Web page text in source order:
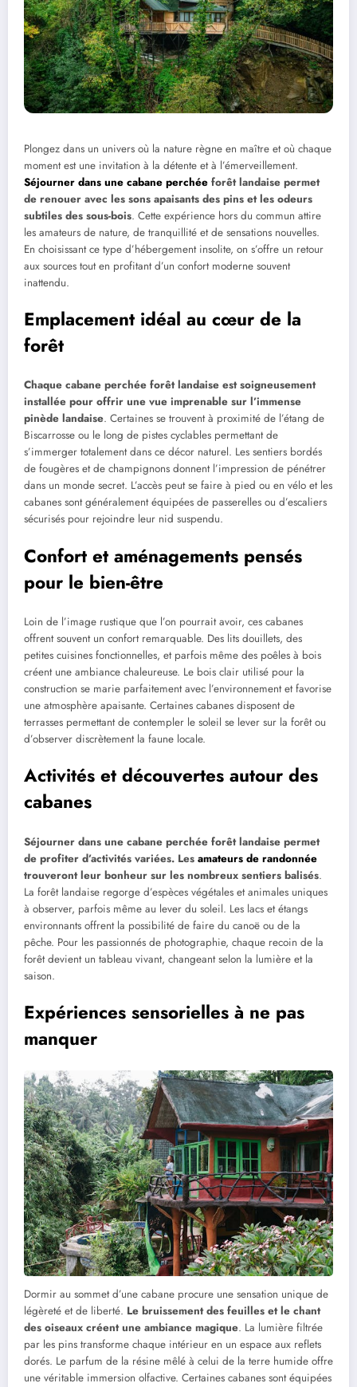
Plongez dans un univers où la nature règne en maître et où chaque
moment est une invitation à la détente et à l’émerveillement.
Séjourner dans une cabane perchée forêt landaise permet
de renouer avec les sons apaisants des pins et les odeurs
subtiles des sous-bois. Cette expérience hors du commun attire
les amateurs de nature, de tranquillité et de sensations nouvelles.
En choisissant ce type d’hébergement insolite, on s’offre un retour
aux sources tout en profitant d’un confort moderne souvent
inattendu.
Emplacement idéal au cœur de la
forêt
Chaque cabane perchée forêt landaise est soigneusement
installée pour offrir une vue imprenable sur l’immense
pinède landaise. Certaines se trouvent à proximité de l’étang de
Biscarrosse ou le long de pistes cyclables permettant de
s’immerger totalement dans ce décor naturel. Les sentiers bordés
de fougères et de champignons donnent l’impression de pénétrer
dans un monde secret. L’accès peut se faire à pied ou en vélo et les
cabanes sont généralement équipées de passerelles ou d’escaliers
sécurisés pour rejoindre leur nid suspendu.
Confort et aménagements pensés
pour le bien-être
Loin de l’image rustique que l’on pourrait avoir, ces cabanes
offrent souvent un confort remarquable. Des lits douillets, des
petites cuisines fonctionnelles, et parfois même des poêles à bois
créent une ambiance chaleureuse. Le bois clair utilisé pour la
construction se marie parfaitement avec l’environnement et favorise
une atmosphère apaisante. Certaines cabanes disposent de
terrasses permettant de contempler le soleil se lever sur la forêt ou
d’observer discrètement la faune locale.
Activités et découvertes autour des
cabanes
Séjourner dans une cabane perchée forêt landaise permet
de profiter d’activités variées. Les amateurs de randonnée
trouveront leur bonheur sur les nombreux sentiers balisés.
La forêt landaise regorge d’espèces végétales et animales uniques
à observer, parfois même au lever du soleil. Les lacs et étangs
environnants offrent la possibilité de faire du canoë ou de la
pêche. Pour les passionnés de photographie, chaque recoin de la
forêt devient un tableau vivant, changeant selon la lumière et la
saison.
Expériences sensorielles à ne pas
manquer
Dormir au sommet d’une cabane procure une sensation unique de
légèreté et de liberté. Le bruissement des feuilles et le chant
des oiseaux créent une ambiance magique. La lumière filtrée
par les pins transforme chaque intérieur en un espace aux reflets
dorés. Le parfum de la résine mêlé à celui de la terre humide offre
une véritable immersion olfactive. Certaines cabanes sont équipées